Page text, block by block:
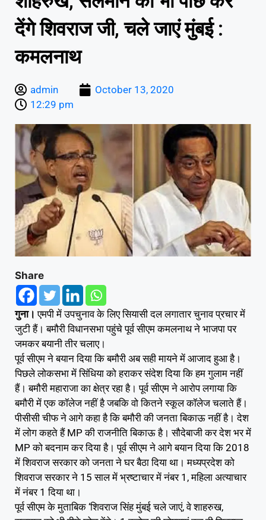
देंगे शिवराज जी, चले जाएं मुंबई :
कमलनाथ
admin
October 13, 2020
12:29 pm
Share
गुना। एमपी में उपचुनाव के लिए सियासी दल लगातार चुनाव प्रचार में
जुटी हैं। बमौरी विधानसभा पहुंचे पूर्व सीएम कमलनाथ ने भाजपा पर
जमकर बयानी तीर चलाए।
पूर्व सीएम ने बयान दिया कि बमौरी अब सही मायने में आजाद हुआ है।
पिछले लोकसभा में सिंधिया को हराकर संदेश दिया कि हम गुलाम नहीं
हैं। बमौरी महाराजा का क्षेत्र रहा है। पूर्व सीएम ने आरोप लगाया कि
बमौरी में एक कॉलेज नहीं है जबकि वो कितने स्कूल कॉलेज चलाते हैं।
पीसीसी चीफ ने आगे कहा है कि बमौरी की जनता बिकाऊ नहीं है। देश
में लोग कहते हैं MP की राजनीति बिकाऊ है। सौदेबाजी कर देश भर में
MP को बदनाम कर दिया है। पूर्व सीएम ने आगे बयान दिया कि 2018
में शिवराज सरकार को जनता ने घर बैठा दिया था। मध्यप्रदेश को
शिवराज सरकार ने 15 साल में भ्रष्टाचार में नंबर 1, महिला अत्याचार
में नंबर 1 दिया था।
पूर्व सीएम के मुताबिक ‘शिवराज सिंह मुंबई चले जाएं, वे शाहरुख,